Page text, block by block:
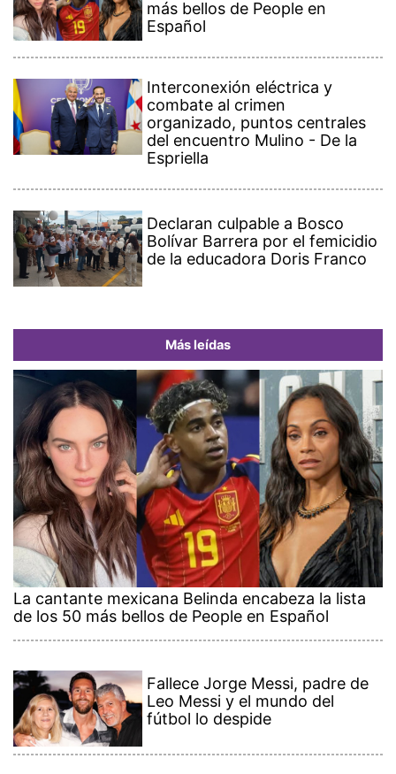
más bellos de People en
Español
Interconexión eléctrica y
combate al crimen
organizado, puntos centrales
del encuentro Mulino - De la
Espriella
Declaran culpable a Bosco
Bolívar Barrera por el femicidio
de la educadora Doris Franco
Más leídas
La cantante mexicana Belinda encabeza la lista
de los 50 más bellos de People en Español
Fallece Jorge Messi, padre de
Leo Messi y el mundo del
fútbol lo despide